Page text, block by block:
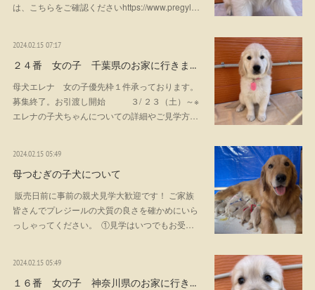
は、こちらをご確認くださいhttps://www.pregyl…
2024.02.15 07:17
２４番 女の子 千葉県のお家に行きま…
母犬エレナ 女の子優先枠１件承っております。
募集終了。お引渡し開始 ３/ ２３（土）～※
エレナの子犬ちゃんについての詳細やご見学方…
2024.02.15 05:49
母つむぎの子犬について
販売日前に事前の親犬見学大歓迎です！ ご家族
皆さんでプレジールの犬質の良さを確かめにいら
っしゃってください。 ①見学はいつでもお受…
2024.02.15 05:49
１６番 女の子 神奈川県のお家に行き…